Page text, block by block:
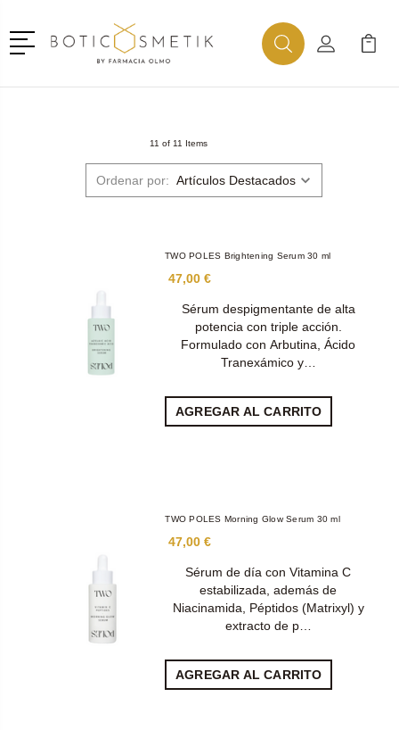
Menú
BuscarMi Cuenta
Mi
11 of 11 Items
Ordenar por:
TWO POLES Brightening Serum 30 ml
47,00 €
Sérum despigmentante de alta
potencia con triple acción.
Formulado con Arbutina, Ácido
Tranexámico y…
AGREGAR AL CARRITO
TWO POLES Morning Glow Serum 30 ml
47,00 €
Sérum de día con Vitamina C
estabilizada, además de
Niacinamida, Péptidos (Matrixyl) y
extracto de p…
AGREGAR AL CARRITO